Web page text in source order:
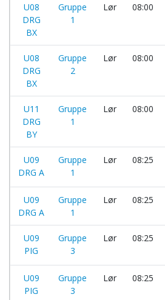
U08
DRG
BX
Gruppe
1
Lør 08:00
U08
DRG
BX
Gruppe
2
Lør 08:00
U11
DRG
BY
Gruppe
1
Lør 08:00
U09
DRG A
Gruppe
1
Lør 08:25
U09
DRG A
Gruppe
1
Lør 08:25
U09
PIG
Gruppe
3
Lør 08:25
U09
PIG
Gruppe
3
Lør 08:25